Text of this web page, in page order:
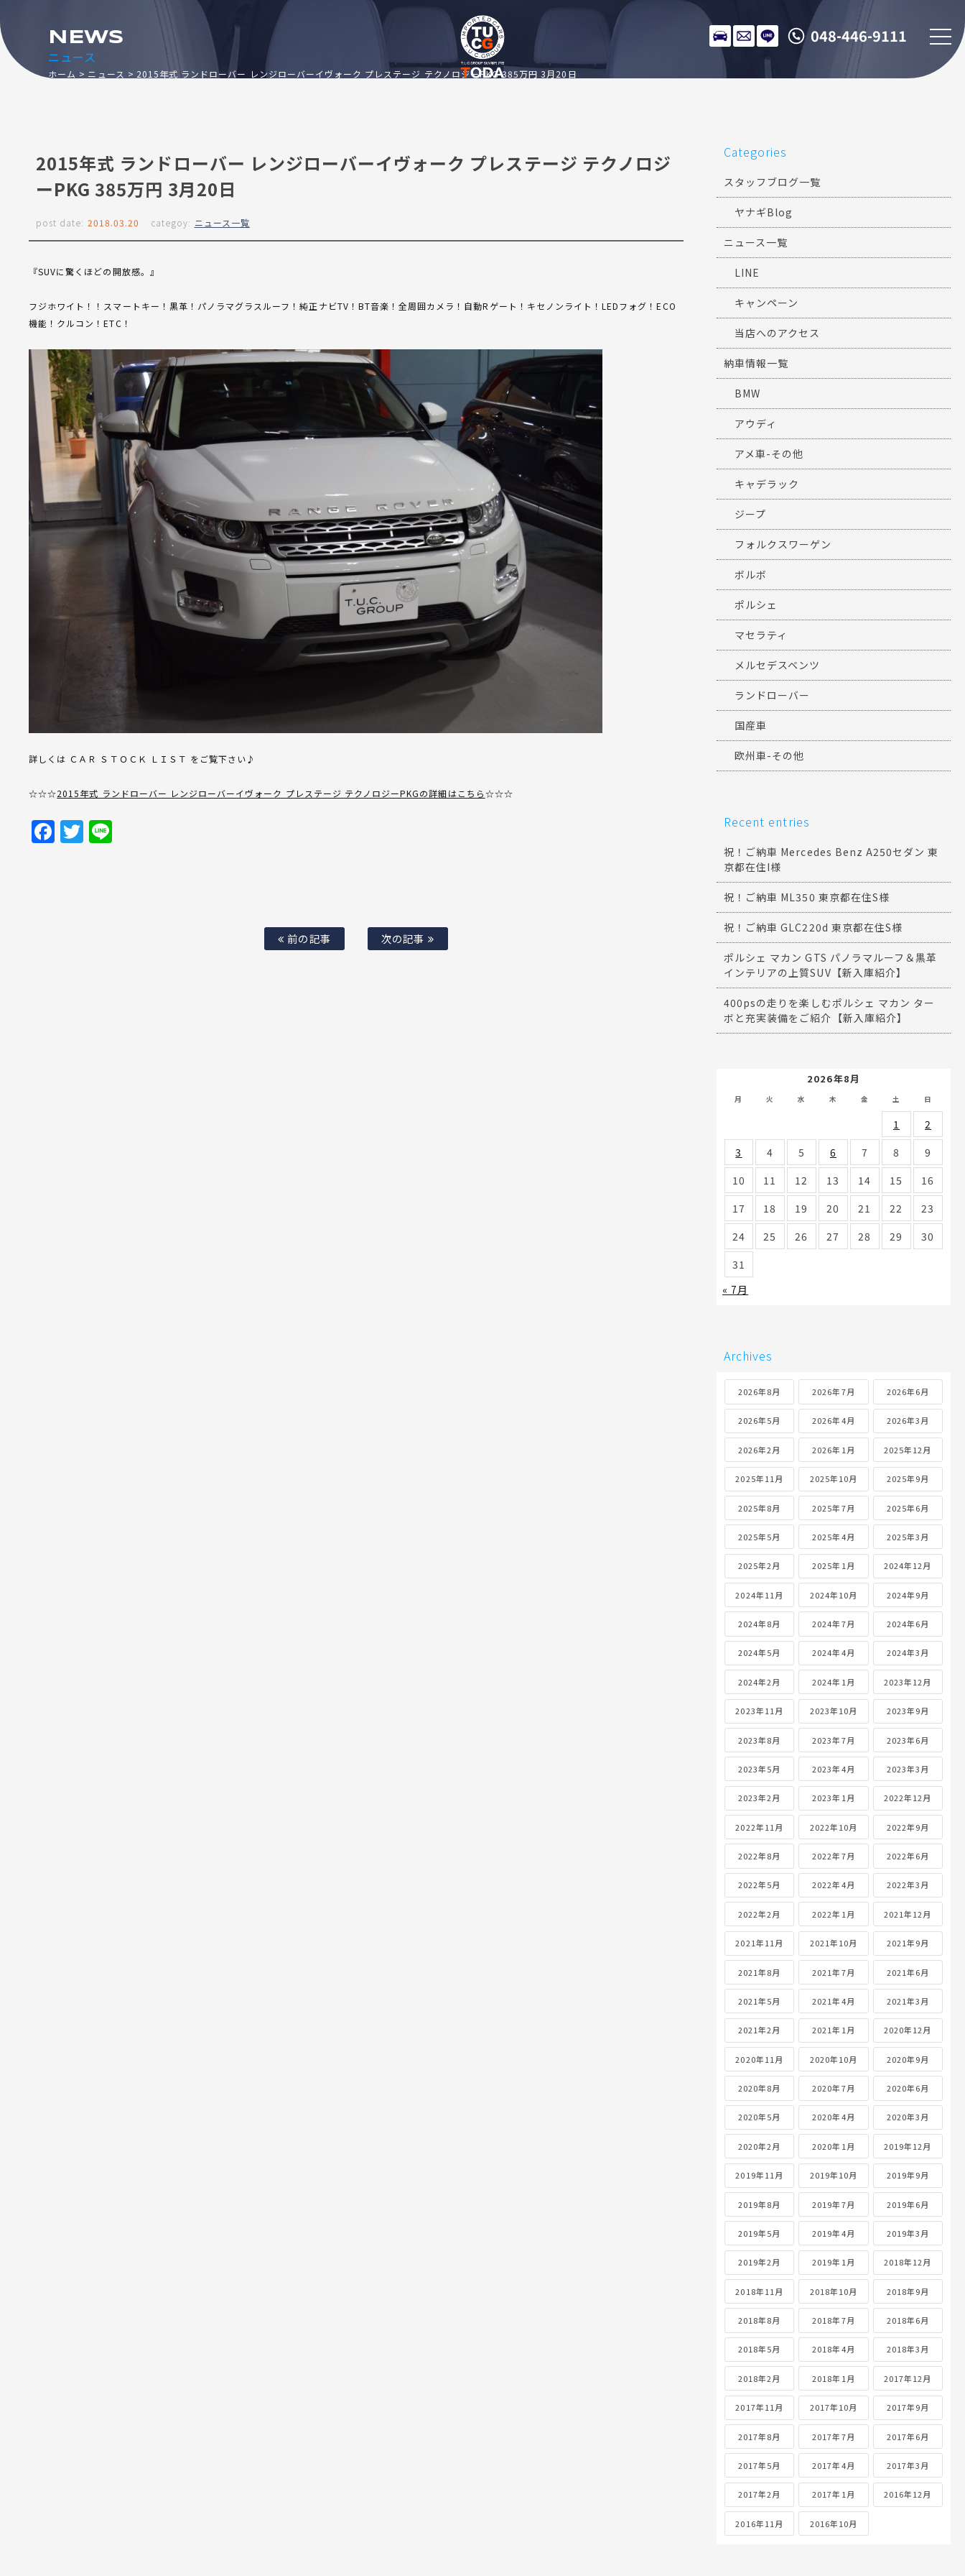
048-446-9111
ニュース
NEWS
ホーム ニュース 2015年式 ランドローバー レンジローバーイヴォーク プレステージ テクノロジーPKG 385万円 3月20日
2015年式 ランドローバー レンジローバーイヴォーク プレステージ テクノロジ
ーPKG 385万円 3月20日
post date: 2018.03.20 categoy: ニュース一覧
『SUVに驚くほどの開放感。』
フジホワイト！！スマートキー！黒革！パノラマグラスルーフ！純正ナビTV！BT音楽！全周囲カメラ！自動Rゲート！キセノンライト！LEDフォグ！ECO
機能！クルコン！ETC！
詳しくは ＣＡＲ ＳＴＯＣＫ ＬＩＳＴ をご覧下さい♪
☆☆☆2015年式 ランドローバー レンジローバーイヴォーク プレステージ テクノロジーPKGの詳細はこちら☆☆☆
Facebook
Twitter
前の記事 次の記事
Categories
スタッフブログ一覧
ヤナギBlog
ニュース一覧
LINE
キャンペーン
当店へのアクセス
納車情報一覧
BMW
アウディ
アメ車-その他
キャデラック
ジープ
フォルクスワーゲン
ボルボ
ポルシェ
マセラティ
メルセデスベンツ
ランドローバー
国産車
欧州車-その他
Recent entries
祝！ご納車 Mercedes Benz A250セダン 東
京都在住I様
祝！ご納車 ML350 東京都在住S様
祝！ご納車 GLC220d 東京都在住S様
ポルシェ マカン GTS パノラマルーフ＆黒革
インテリアの上質SUV【新入庫紹介】
400psの走りを楽しむポルシェ マカン ター
ボと充実装備をご紹介【新入庫紹介】
2026年8月
月 火 水 木 金 土 日
1
2
3
4 5 6 7 8
9
10
11 12 13 14 15
16
17
18 19 20 21 22
23
24
25 26 27 28 29
30
31
« 7月
Archives
2026年8月 2026年7月 2026年6月
2026年5月 2026年4月 2026年3月
2026年2月 2026年1月 2025年12月
2025年11月 2025年10月 2025年9月
2025年8月 2025年7月 2025年6月
2025年5月 2025年4月 2025年3月
2025年2月 2025年1月 2024年12月
2024年11月 2024年10月 2024年9月
2024年8月 2024年7月 2024年6月
2024年5月 2024年4月 2024年3月
2024年2月 2024年1月 2023年12月
2023年11月 2023年10月 2023年9月
2023年8月 2023年7月 2023年6月
2023年5月 2023年4月 2023年3月
2023年2月 2023年1月 2022年12月
2022年11月 2022年10月 2022年9月
2022年8月 2022年7月 2022年6月
2022年5月 2022年4月 2022年3月
2022年2月 2022年1月 2021年12月
2021年11月 2021年10月 2021年9月
2021年8月 2021年7月 2021年6月
2021年5月 2021年4月 2021年3月
2021年2月 2021年1月 2020年12月
2020年11月 2020年10月 2020年9月
2020年8月 2020年7月 2020年6月
2020年5月 2020年4月 2020年3月
2020年2月 2020年1月 2019年12月
2019年11月 2019年10月 2019年9月
2019年8月 2019年7月 2019年6月
2019年5月 2019年4月 2019年3月
2019年2月 2019年1月 2018年12月
2018年11月 2018年10月 2018年9月
2018年8月 2018年7月 2018年6月
2018年5月 2018年4月 2018年3月
2018年2月 2018年1月 2017年12月
2017年11月 2017年10月 2017年9月
2017年8月 2017年7月 2017年6月
2017年5月 2017年4月 2017年3月
2017年2月 2017年1月 2016年12月
2016年11月 2016年10月